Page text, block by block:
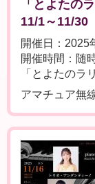
「とよたの
11/1～11/30
開催日：2025
開催時間：随
「とよたの
アマチュア無